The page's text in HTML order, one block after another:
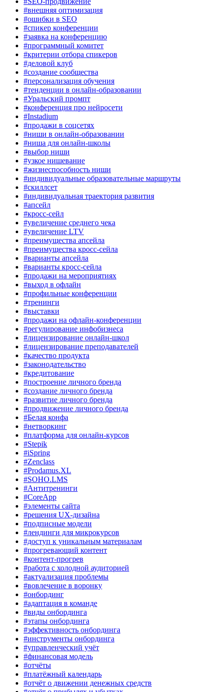
#внешняя оптимизация
#ошибки в SEO
#спикер конференции
#заявка на конференцию
#программный комитет
#критерии отбора спикеров
#деловой клуб
#создание сообщества
#персонализация обучения
#тенденции в онлайн-образовании
#Уральский промпт
#конференция про нейросети
#Instadium
#продажи в соцсетях
#ниши в онлайн-образовании
#ниша для онлайн-школы
#выбор ниши
#узкое нишевание
#жизнеспособность ниши
#индивидуальные образовательные маршруты
#скиллсет
#индивидуальная траектория развития
#апсейл
#кросс-сейл
#увеличение среднего чека
#увеличение LTV
#преимущества апсейла
#преимущества кросс-сейла
#варианты апсейла
#варианты кросс-сейла
#продажи на мероприятиях
#выход в офлайн
#профильные конференции
#тренинги
#выставки
#продажи на офлайн-конференции
#регулирование инфобизнеса
#лицензирование онлайн-школ
#лицензирование преподавателей
#качество продукта
#законодательство
#кредитование
#построение личного бренда
#создание личного бренда
#развитие личного бренда
#продвижение личного бренда
#Белая конфа
#нетворкинг
#платформа для онлайн-курсов
#Stepik
#iSpring
#Zenclass
#Prodamus.XL
#SOHO.LMS
#Антитренинги
#CoreApp
#элементы сайта
#решения UX-дизайна
#подписные модели
#лендинги для микрокурсов
#доступ к уникальным материалам
#прогревающий контент
#контент-прогрев
#работа с холодной аудиторией
#актуализация проблемы
#вовлечение в воронку
#онбординг
#адаптация в команде
#виды онбординга
#этапы онбординга
#эффективность онбординга
#инструменты онбординга
#управленческий учёт
#финансовая модель
#отчёты
#платёжный календарь
#отчёт о движении денежных средств